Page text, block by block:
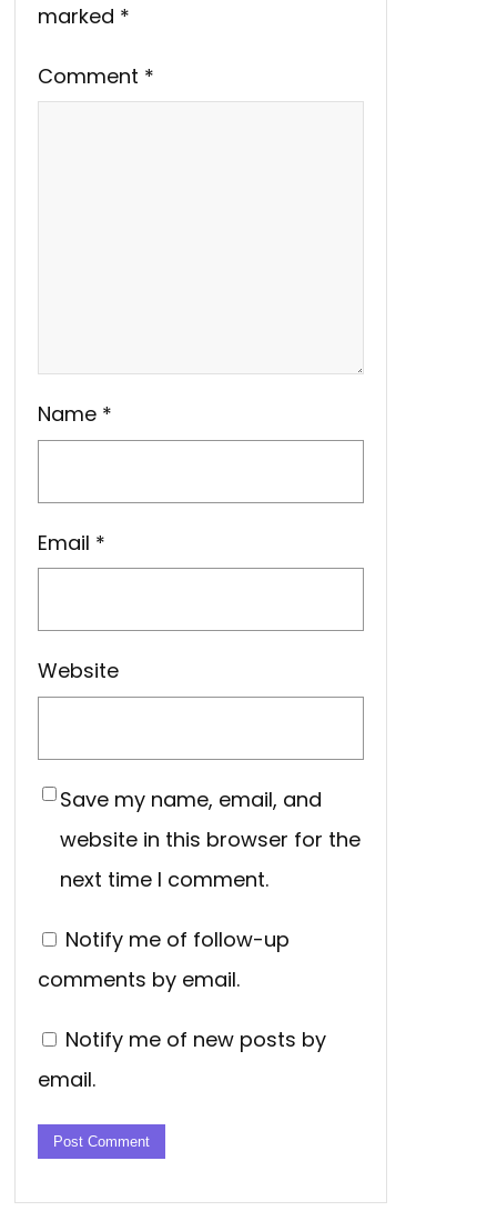
marked *
Comment *
Name *
Email *
Website
Save my name, email, and
website in this browser for the
next time I comment.
Notify me of follow-up
comments by email.
Notify me of new posts by
email.